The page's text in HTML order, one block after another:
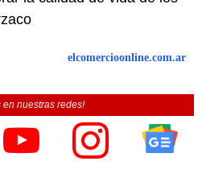
elcomercioonline.com.ar
en nuestras redes!